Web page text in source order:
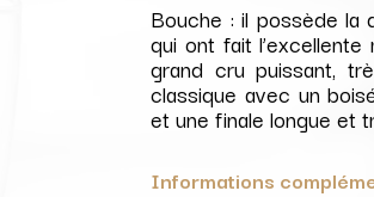
Bouche :il possède la
qui ont fait
grand cru puissant,
classique avec un
et une finale longue et
Informations